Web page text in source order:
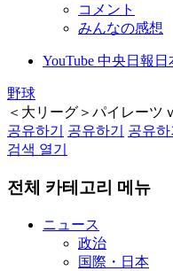
コメント
みんなの感想
YouTube 中央日報日
野球
＜大リーグ＞パイレー
공유하기
공유하기
공유하
검색 열기
전체 카테고리 메뉴
ニュース
政治
国際・日本